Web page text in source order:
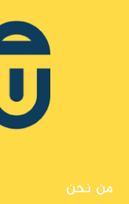
من نحن